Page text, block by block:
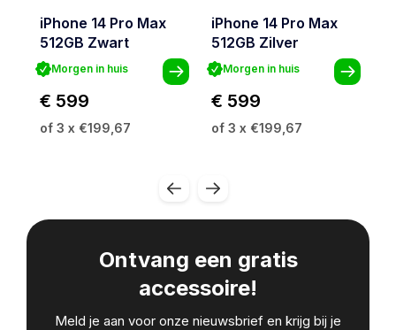
iPhone 14 Pro Max
512GB Zwart
Morgen in huis
€ 599
of 3 x €199,67
iPhone 14 Pro Max
512GB Zilver
Morgen in huis
€ 599
of 3 x €199,67
Ontvang een gratis
accessoire!
Meld je aan voor onze nieuwsbrief en krijg bij je